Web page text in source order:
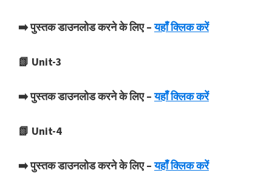
➡️ पुस्तक डाउनलोड करने के लिए –यहाँ क्लिक करें
📗 Unit-3
➡️ पुस्तक डाउनलोड करने के लिए –यहाँ क्लिक करें
📗 Unit-4
➡️ पुस्तक डाउनलोड करने के लिए –यहाँ क्लिक करें